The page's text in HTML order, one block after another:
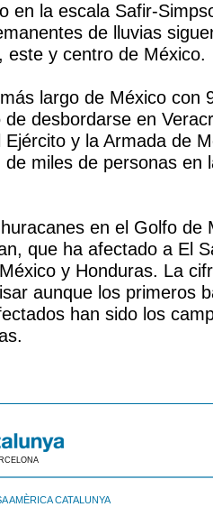
en la escala Safir-
de lluvias
este y centro de México.
largo de México con
de desbordarse en
y la Armada de
miles de personas en
en el Golfo de
que ha afectado a El
y Honduras. La
aunque los primeros
han sido los
AMÈRICA CATALUNYA